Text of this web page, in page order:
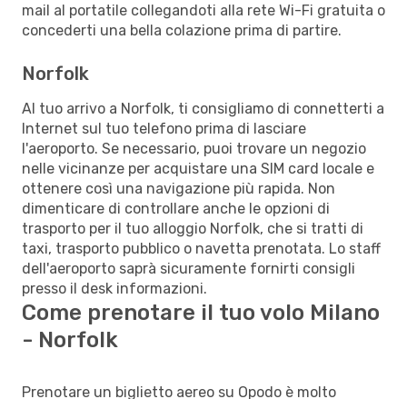
mail al portatile collegandoti alla rete Wi-Fi gratuita o
concederti una bella colazione prima di partire.
Norfolk
Al tuo arrivo a Norfolk, ti consigliamo di connetterti a
Internet sul tuo telefono prima di lasciare
l'aeroporto. Se necessario, puoi trovare un negozio
nelle vicinanze per acquistare una SIM card locale e
ottenere così una navigazione più rapida. Non
dimenticare di controllare anche le opzioni di
trasporto per il tuo alloggio Norfolk, che si tratti di
taxi, trasporto pubblico o navetta prenotata. Lo staff
dell'aeroporto saprà sicuramente fornirti consigli
presso il desk informazioni.
Come prenotare il tuo volo Milano
- Norfolk
Prenotare un biglietto aereo su Opodo è molto